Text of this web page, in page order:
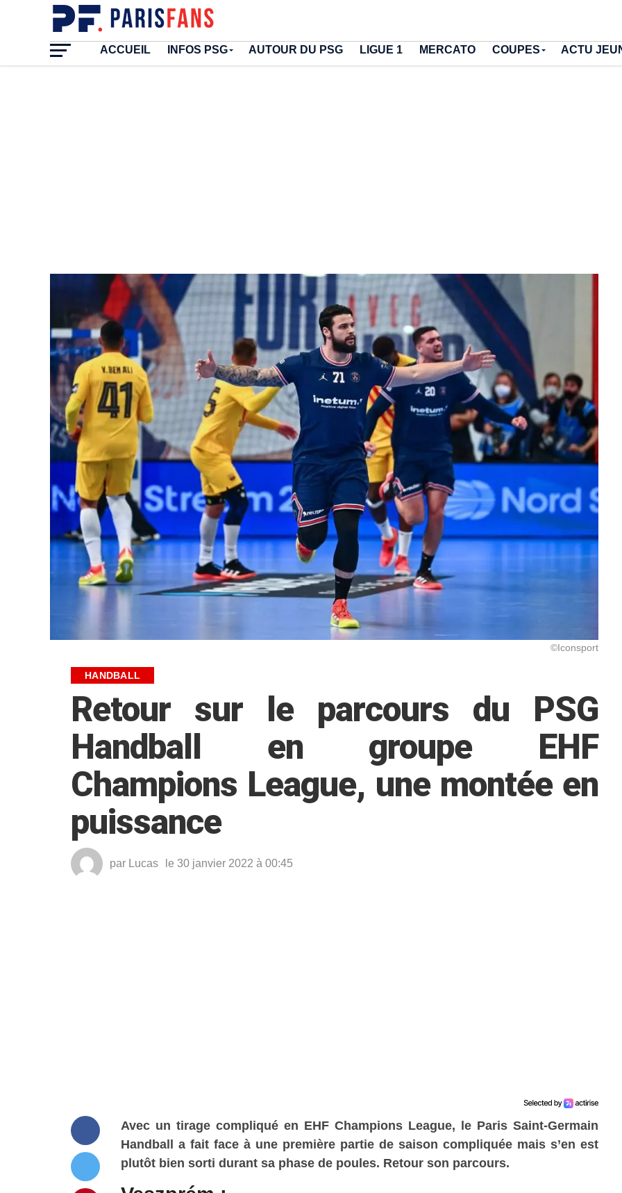
ACCUEIL INFOS PSG AUTOUR DU PSG LIGUE 1 MERCATO COUPES ACTU
©Iconsport
HANDBALL
Retour sur le parcours du PSG
Handball en groupe EHF
Champions League, une montée en
puissance
par Lucas le 30 janvier 2022 à 00:45
Avec un tirage compliqué en EHF Champions League, le Paris Saint-Germain
Handball a fait face à une première partie de saison compliquée mais s’en est
plutôt bien sorti durant sa phase de poules. Retour son parcours.